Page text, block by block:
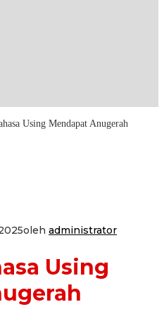
Using Mendapat Anugerah
oleh administrator
Using